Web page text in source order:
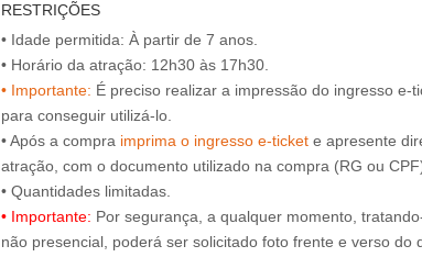
RESTRIÇÕES
• Idade permitida: À partir de 7 anos.
• Importante: É preciso realizar a impressão do ingresso e-
para conseguir utilizá-lo.
• Após a compra imprima o ingresso e-ticket e apresente
atração, com o documento utilizado na compra (RG ou
• Importante: Por segurança, a qualquer momento,
não presencial, poderá ser solicitado foto frente e verso do